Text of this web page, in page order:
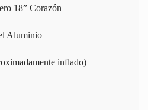
18” Corazón
Aluminio
inflado)